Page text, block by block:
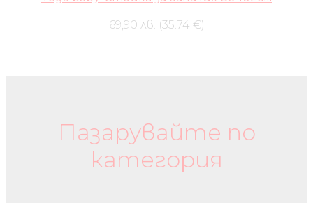
69,90 лв. (35.74 €)
Пазарувайте по
категория